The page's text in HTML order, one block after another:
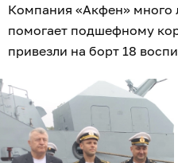
Компания «Акфен» много
помогает подшефному
привезли на борт 18